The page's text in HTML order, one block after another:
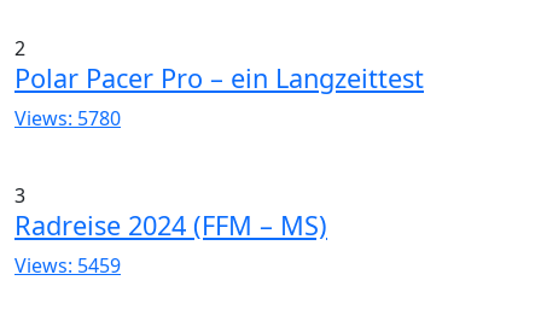
2
Polar Pacer Pro – ein Langzeittest
Views: 5780
3
Radreise 2024 (FFM – MS)
Views: 5459